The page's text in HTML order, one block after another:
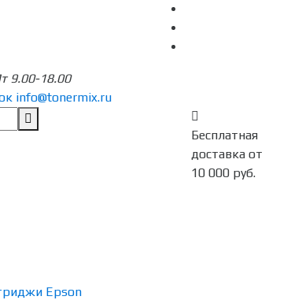
9.00-18.00
info@tonermix.ru
Бесплатная
доставка от
10 000 руб.
Epson